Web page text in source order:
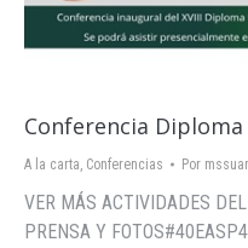
Conferencia
A la carta, Conferencias Por
VER MÁS ACTIVIDADES
PRENSA Y